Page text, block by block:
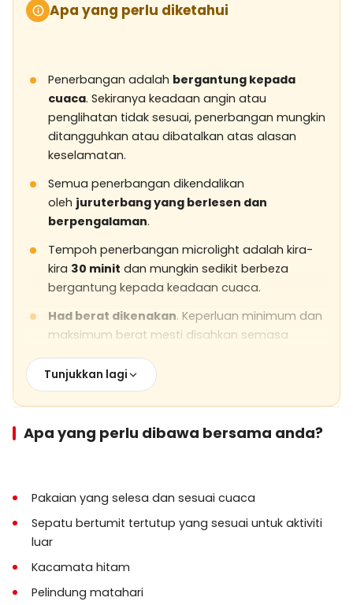
Apa yang perlu diketahui
Penerbangan adalah bergantung kepada
cuaca. Sekiranya keadaan angin atau
penglihatan tidak sesuai, penerbangan mungkin
ditangguhkan atau dibatalkan atas alasan
keselamatan.
Semua penerbangan dikendalikan
oleh juruterbang yang berlesen dan
berpengalaman.
Tempoh penerbangan microlight adalah kira-
kira 30 minit dan mungkin sedikit berbeza
bergantung kepada keadaan cuaca.
Had berat dikenakan. Keperluan minimum dan
maksimum berat mesti disahkan semasa
tempahan.
Aktiviti ini adalah
tidak sesuai untuk tetamu
mempengaruhi keselamatan penerbangan.
Pakaian yang selesa, kasut bertutup, dan
kaca
disyorkan.
Kamera peribadi dan telefon pintar
selamat semasa penerbangan.
Tunjukkan lagi
Apa yang perlu dibawa bersama anda?
Pakaian yang selesa dan sesuai cuaca
Sepatu bertumit tertutup yang sesuai untuk aktiviti
luar
Kacamata hitam
Pelindung matahari